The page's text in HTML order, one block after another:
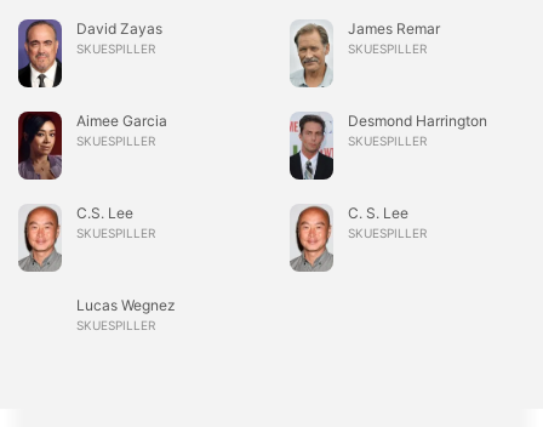
David Zayas
SKUESPILLER
James Remar
SKUESPILLER
Aimee Garcia
SKUESPILLER
Desmond Harrington
SKUESPILLER
C.S. Lee
SKUESPILLER
C. S. Lee
SKUESPILLER
Lucas Wegnez
SKUESPILLER